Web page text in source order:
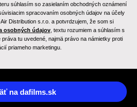
súhlasím so zasielaním obchodných oznámení
spracovaním osobných údajov na účely
Distribution s.r.o. a potvrdzujem, že som si
osobných údajov, textu rozumiem a súhlasím s
tu uvedené, najmä právo na námietky proti
priameho marketingu.
na dafilms.sk